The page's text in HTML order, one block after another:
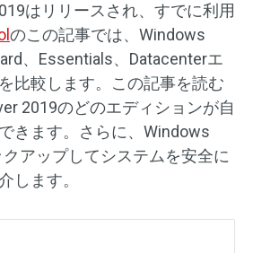
はリリースされ、すでに利用
のこの記事では、Windows
、Essentials、Datacenterエ
比較します。この記事を読む
2019のどのエディションが自
きます。さらに、Windows
アップしてシステムを安全に
します。